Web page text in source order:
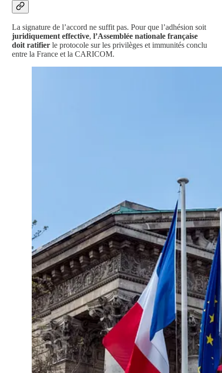
La signature de l’accord ne suffit pas. Pour que l’adhésion soit
juridiquement effective, l’Assemblée nationale française
doit ratifier le protocole sur les privilèges et immunités conclu
entre la France et la CARICOM.